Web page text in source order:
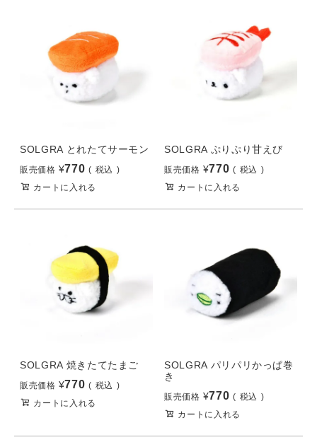
SOLGRA とれたてサーモン
販売価格 ¥770
税込
カートに入れる
SOLGRA ぷりぷり甘えび
販売価格 ¥770
税込
カートに入れる
SOLGRA 焼きたてたまご
販売価格 ¥770
税込
カートに入れる
SOLGRA パリパリかっぱ巻
き
販売価格 ¥770
税込
カートに入れる